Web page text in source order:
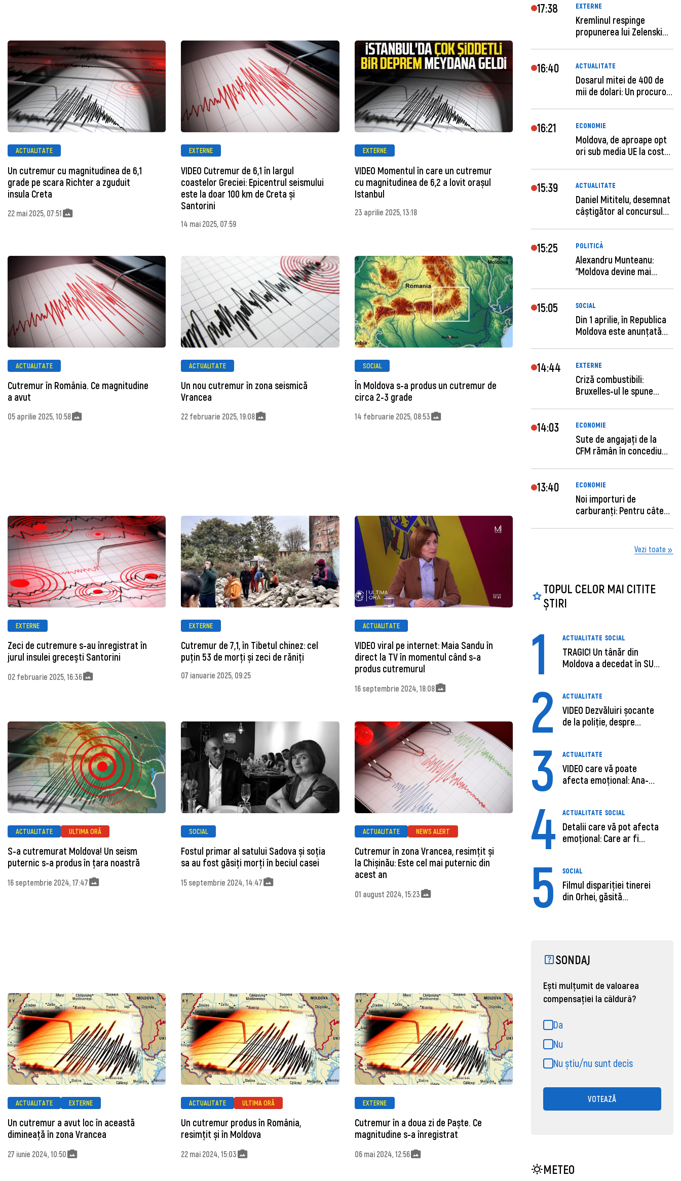
ACTUALITATE
Un cutremur cu magnitudinea de 6,1
grade pe scara Richter a zguduit
insula Creta
22 mai 2025, 07:51
EXTERNE
VIDEO Cutremur de 6,1 în largul
coastelor Greciei: Epicentrul seismului
este la doar 100 km de Creta și
Santorini
14 mai 2025, 07:59
EXTERNE
VIDEO Momentul în care un cutremur
cu magnitudinea de 6,2 a lovit orașul
Istanbul
23 aprilie 2025, 13:18
ACTUALITATE
Cutremur în România. Ce magnitudine
a avut
05 aprilie 2025, 10:58
ACTUALITATE
Un nou cutremur în zona seismică
Vrancea
22 februarie 2025, 19:08
SOCIAL
În Moldova s-a produs un cutremur de
circa 2-3 grade
14 februarie 2025, 08:53
EXTERNE
Zeci de cutremure s-au înregistrat în
jurul insulei greceşti Santorini
02 februarie 2025, 16:36
EXTERNE
Cutremur de 7,1, în Tibetul chinez: cel
puțin 53 de morți și zeci de răniți
07 ianuarie 2025, 09:25
ACTUALITATE
VIDEO viral pe internet: Maia Sandu în
direct la TV în momentul când s-a
produs cutremurul
16 septembrie 2024, 18:08
ACTUALITATE ULTIMA ORĂ
S-a cutremurat Moldova! Un seism
puternic s-a produs în țara noastră
16 septembrie 2024, 17:47
SOCIAL
Fostul primar al satului Sadova și soția
sa au fost găsiți morţi în beciul casei
15 septembrie 2024, 14:47
ACTUALITATE NEWS ALERT
Cutremur în zona Vrancea, resimțit și
la Chișinău: Este cel mai puternic din
acest an
01 august 2024, 15:23
ACTUALITATE EXTERNE
Un cutremur a avut loc în această
dimineață în zona Vrancea
27 iunie 2024, 10:50
ACTUALITATE ULTIMA ORĂ
Un cutremur produs în România,
resimțit și în Moldova
22 mai 2024, 15:03
EXTERNE
Cutremur în a doua zi de Paște. Ce
magnitudine s-a înregistrat
06 mai 2024, 12:56
17:38 EXTERNE
Kremlinul respinge
propunerea lui Zelenski
16:40 ACTUALITATE
Dosarul mitei de 400 de
mii de dolari: Un procuror
16:21 ECONOMIE
Moldova, de aproape opt
ori sub media UE la costul
15:39 ACTUALITATE
Daniel Mititelu, desemnat
câștigător al concursului
15:25 POLITICĂ
Alexandru Munteanu:
"Moldova devine mai
15:05 SOCIAL
Din 1 aprilie, în Republica
Moldova este anunţată
14:44 EXTERNE
Criză combustibili:
Bruxelles-ul le spune
14:03 ECONOMIE
Sute de angajaţi de la
CFM rămân în concediu
13:40 ECONOMIE
Noi importuri de
carburanți: Pentru câte
Vezi toate
TOPUL CELOR MAI CITITE
ȘTIRI
1 ACTUALITATE SOCIAL
TRAGIC! Un tânăr din
Moldova a decedat în SUA,
2 ACTUALITATE
VIDEO Dezvăluiri șocante
de la poliție, despre
3 ACTUALITATE
VIDEO care vă poate
afecta emoțional: Ana-
4 ACTUALITATE SOCIAL
Detalii care vă pot afecta
emoțional: Care ar fi
5 SOCIAL
Filmul dispariției tinerei
din Orhei, găsită
SONDAJ
Ești mulțumit de valoarea
compensației la căldură?
Da
Nu
Nu știu/nu sunt decis
VOTEAZĂ
METEO